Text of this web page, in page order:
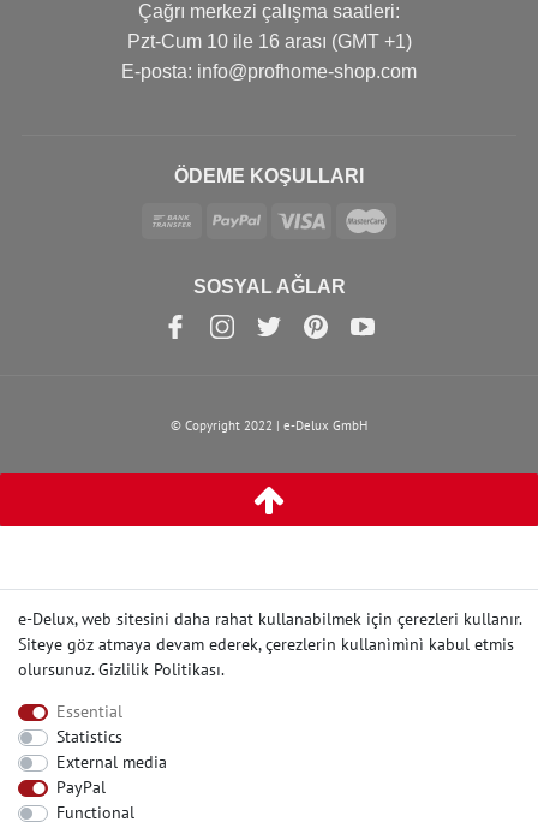
Çağrı merkezi çalışma saatleri:
Pzt-Cum 10 ile 16 arası (GMT +1)
Е-posta: info@profhome-shop.com
ÖDEME KOŞULLARI
SOSYAL AĞLAR
© Copyright 2022 | e-Delux GmbH
e-Delux, web sitesini daha rahat kullanabilmek için çerezleri kullanır.
Siteye göz atmaya devam ederek, çerezlerin kullanìmìnì kabul etmis
olursunuz.Gizlilik Politikası.
Essential
Statistics
External media
PayPal
Functional